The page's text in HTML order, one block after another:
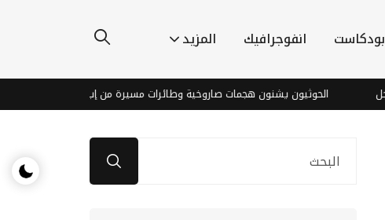
بودكاست انفوجرافيك المزيد
الحوثيون يشنون هجمات صاروخية وطائرات مسيرة من إب وسط اليمن